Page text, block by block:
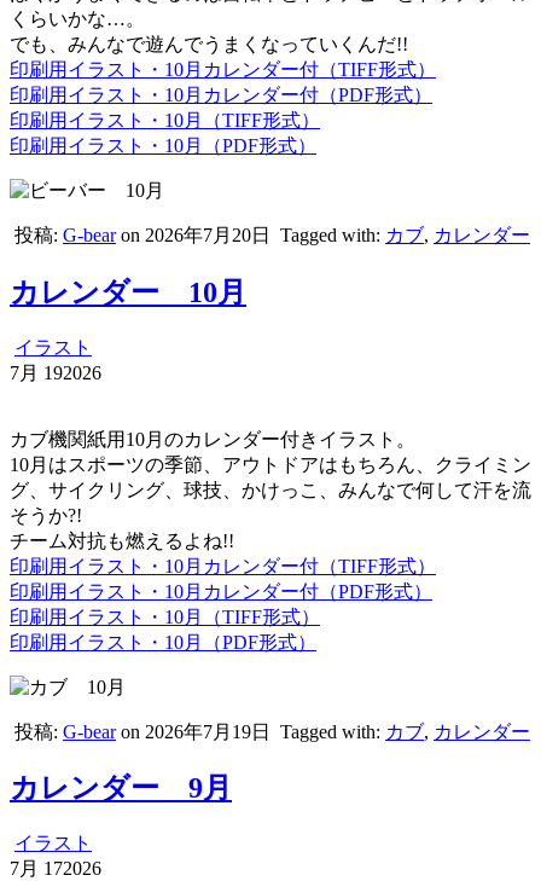
くらいかな…。
でも、みんなで遊んでうまくなっていくんだ!!
印刷用イラスト・10月カレンダー付（TIFF形式）
印刷用イラスト・10月カレンダー付（PDF形式）
印刷用イラスト・10月（TIFF形式）
印刷用イラスト・10月（PDF形式）
投稿: G-bearon 2026年7月20日 Tagged with: カブ, カレンダー
カレンダー 10月
イラスト
7月 192026
カブ機関紙用10月のカレンダー付きイラスト。
10月はスポーツの季節、アウトドアはもちろん、クライミン
グ、サイクリング、球技、かけっこ、みんなで何して汗を流
そうか?!
チーム対抗も燃えるよね!!
印刷用イラスト・10月カレンダー付（TIFF形式）
印刷用イラスト・10月カレンダー付（PDF形式）
印刷用イラスト・10月（TIFF形式）
印刷用イラスト・10月（PDF形式）
投稿: G-bearon 2026年7月19日 Tagged with: カブ, カレンダー
カレンダー 9月
イラスト
7月 172026